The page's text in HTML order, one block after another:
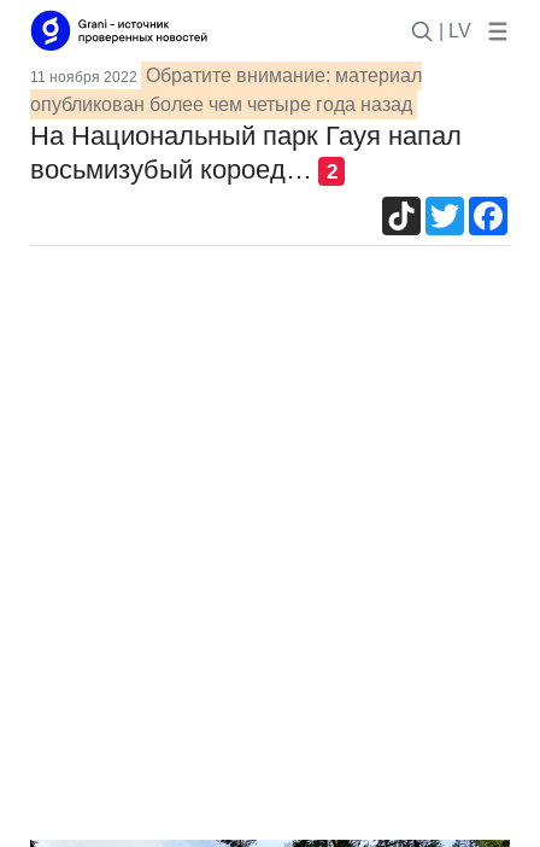
| LV
11 ноября 2022 Обратите внимание: материал
опубликован более чем четыре года назад
На Национальный парк Гауя напал
восьмизубый короед…
2
TikTokTwitter